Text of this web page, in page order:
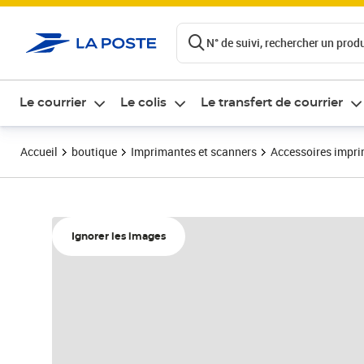
N° de suivi, rechercher un
Le courrier Le colis Le transfert de courrier
Accueil boutique Imprimantes et scanners Accessoires
Ignorer les images